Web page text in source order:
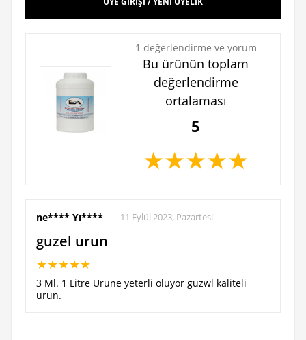
1 değerlendirme ve yorum
Bu ürünün toplam
değerlendirme
ortalaması
5
★★★★★
ne**** Yı**** 11 Eylül 2023, Pazartesi
guzel urun
★★★★★
3 Ml. 1 Litre Urune yeterli oluyor guzwl kaliteli
urun.